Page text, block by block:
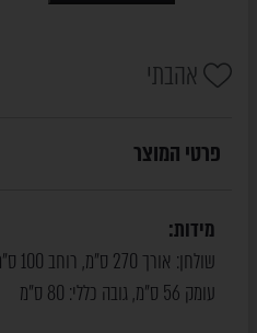
אהבתי
פרטי המוצר
מידות:
עומק 56 ס"מ, גובה כללי: 80 ס"מ